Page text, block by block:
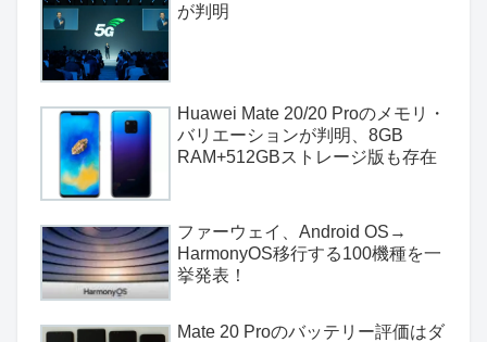
が判明
Huawei Mate 20/20 Proのメモリ・
バリエーションが判明、8GB
RAM+512GBストレージ版も存在
ファーウェイ、Android OS→
HarmonyOS移行する100機種を一
挙発表！
Mate 20 Proのバッテリー評価はダ